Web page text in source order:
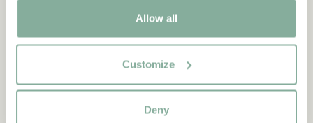
Allow all
Customize
Deny
MICHEL AUS LÖNNEBERGA